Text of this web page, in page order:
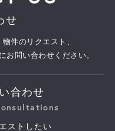
せ
件のリクエスト、
お問い合わせください。
合わせ
ストしたい